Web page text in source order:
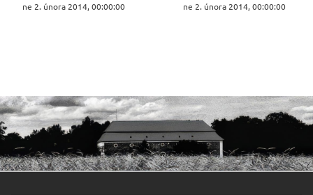
ne 2. února 2014, 00:00:00
ne 2. února 2014, 00:00:00